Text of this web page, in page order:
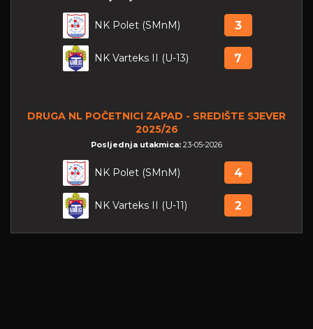
NK Polet (SMnM) 3
NK Varteks II (U-13) 7
DRUGA NL POČETNICI ZAPAD - SREDIŠTE SJEVER
2025/26
Posljednja utakmica: 23-05-2026
NK Polet (SMnM) 4
NK Varteks II (U-11) 2